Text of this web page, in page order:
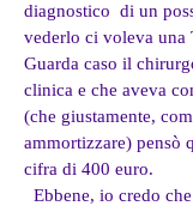
diagnostico di un
vederlo ci voleva una
Guarda caso il
clinica e che aveva
(che giustamente,
ammortizzare) pensò
cifra di 400 euro.
Ebbene, io credo